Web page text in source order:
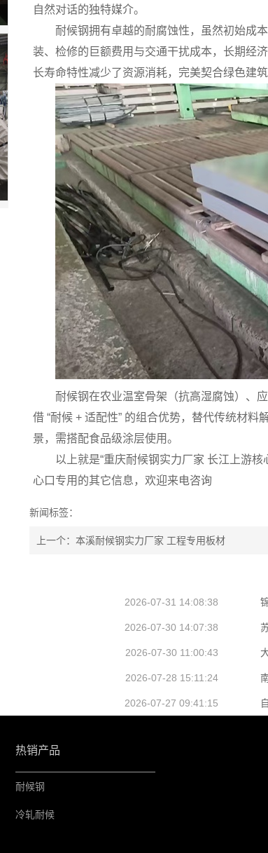
自然对话的独特媒介。
耐候钢拥有卓越的耐腐蚀性，虽然初始成
装、检修的巨额费用与交通干扰成本，长期经
长寿命特性减少了资源消耗，完美契合绿色建筑
耐候钢在农业温室骨架（抗高湿腐蚀）、
借 “耐候 + 适配性” 的组合优势，替代传统材
景，需搭配食品级涂层使用。
以上就是“重庆耐候钢实力厂家 长江上游
心口专用的其它信息，欢迎来电咨询
新闻标签：
上一个：本溪耐候钢实力厂家 工程专用板材
2026-07-31 14:08:38
2026-07-30 14:07:38
2026-07-30 11:00:43
2026-07-28 15:11:24
2026-07-27 09:41:15
热销产品
耐候钢
冷轧耐候